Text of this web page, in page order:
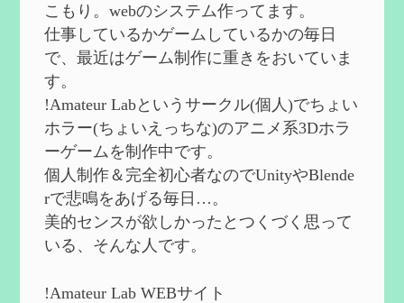
第５７回 アチーブメント「対決者・１」
を手に入れたい
を作成
2024/09/02
第５６回 ムアラニの簡易解説と使用感な
ど【0~1凸】
2024/08/11
第５５回 【無凸無モチ】エミリエを使っ
てみた感想を作成
2024/06/26
第４９回 フリーナの簡易性能紹介とテン
ションについての検証を更新
2024/05/12
能と3凸までを更新
こもり。webのシステム作ってます。
仕事しているかゲームしているかの毎日
で、最近はゲーム制作に重きをおいていま
す。
!Amateur Labというサークル(個人)でちょい
ホラー(ちょいえっちな)のアニメ系3Dホラ
ーゲームを制作中です。
個人制作＆完全初心者なのでUnityやBlende
rで悲鳴をあげる毎日…。
美的センスが欲しかったとつくづく思って
いる、そんな人です。
!Amateur Lab WEBサイト